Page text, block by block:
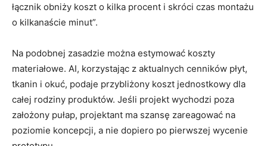
łącznik obniży koszt o kilka procent i skróci czas montażu
o kilkanaście minut”.
Na podobnej zasadzie można estymować koszty
materiałowe. AI, korzystając z aktualnych cenników płyt,
tkanin i okuć, podaje przybliżony koszt jednostkowy dla
całej rodziny produktów. Jeśli projekt wychodzi poza
założony pułap, projektant ma szansę zareagować na
poziomie koncepcji, a nie dopiero po pierwszej wycenie